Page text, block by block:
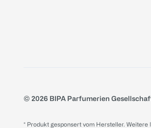
© 2026 BIPA Parfumerien Gesellschaft
* Produkt gesponsert vom Hersteller.